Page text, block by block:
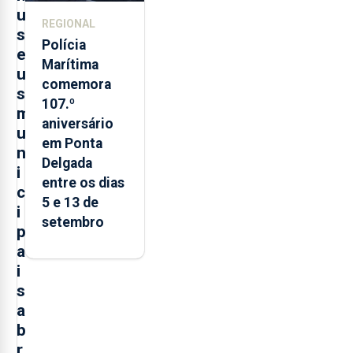
u
s
e
u
s
m
u
n
i
c
i
p
a
i
s
a
b
REGIONAL
Polícia
Marítima
comemora
107.º
aniversário
em Ponta
Delgada
entre os dias
5 e 13 de
setembro